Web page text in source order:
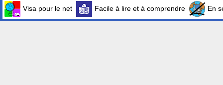
Visa pour le net Facile à lire et à comprendre En